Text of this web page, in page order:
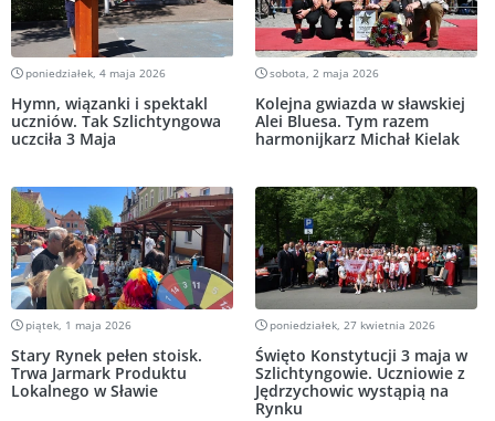
poniedziałek, 4 maja 2026
Hymn, wiązanki i spektakl
uczniów. Tak Szlichtyngowa
uczciła 3 Maja
sobota, 2 maja 2026
Kolejna gwiazda w sławskiej
Alei Bluesa. Tym razem
harmonijkarz Michał Kielak
piątek, 1 maja 2026
Stary Rynek pełen stoisk.
Trwa Jarmark Produktu
Lokalnego w Sławie
poniedziałek, 27 kwietnia 2026
Święto Konstytucji 3 maja w
Szlichtyngowie. Uczniowie z
Jędrzychowic wystąpią na
Rynku